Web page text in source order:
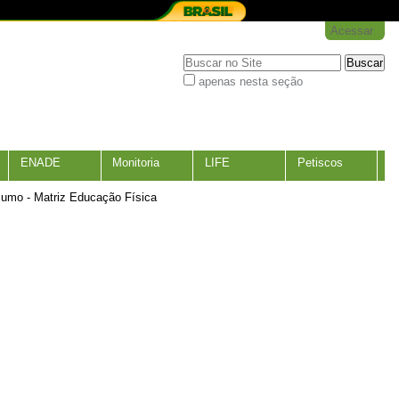
Acessar
Busca
apenas nesta seção
ENADE Monitoria LIFE Petiscos
- Matriz Educação Física